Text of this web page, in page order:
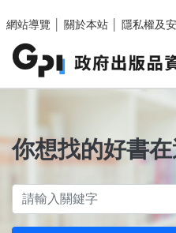
網站導覽
關於本站 隱私權及
你想找的好書在